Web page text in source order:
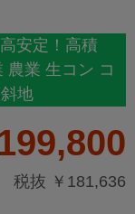
安定！高積
農業 生コン コ
地
税抜 ￥181,636